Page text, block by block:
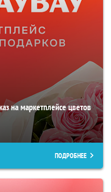
на маркетплейсе цветов
ПОДРОБНЕЕ